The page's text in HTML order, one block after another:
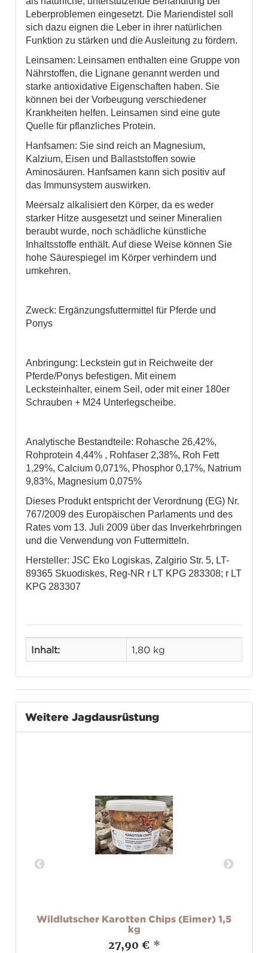
Leberproblemen eingesetzt. Die Mariendistel soll
sich dazu eignen die Leber in ihrer natürlichen
Funktion zu stärken und die Ausleitung zu fördern.
Leinsamen: Leinsamen enthalten eine Gruppe von
Nährstoffen, die Lignane genannt werden und
starke antioxidative Eigenschaften haben. Sie
können bei der Vorbeugung verschiedener
Krankheiten helfen. Leinsamen sind eine gute
Quelle für pflanzliches Protein.
Hanfsamen: Sie sind reich an Magnesium,
Kalzium, Eisen und Ballaststoffen sowie
Aminosäuren. Hanfsamen kann sich positiv auf
das Immunsystem auswirken.
Meersalz alkalisiert den Körper, da es weder
starker Hitze ausgesetzt und seiner Mineralien
beraubt wurde, noch schädliche künstliche
Inhaltsstoffe enthält. Auf diese Weise können Sie
hohe Säurespiegel im Körper verhindern und
umkehren.
Zweck: Ergänzungsfuttermittel für Pferde und
Ponys
Anbringung: Leckstein gut in Reichweite der
Pferde/Ponys befestigen. Mit einem
Lecksteinhalter, einem Seil, oder mit einer 180er
Schrauben + M24 Unterlegscheibe.
Analytische Bestandteile: Rohasche 26,42%,
Rohprotein 4,44% , Rohfaser 2,38%, Roh Fett
1,29%, Calcium 0,071%, Phosphor 0,17%, Natrium
9,83%, Magnesium 0,075%
Dieses Produkt entspricht der Verordnung (EG) Nr.
767/2009 des Europäischen Parlaments und des
Rates vom 13. Juli 2009 über das Inverkehrbringen
und die Verwendung von Futtermitteln.
Hersteller: JSC Eko Logiskas, Zalgirio Str. 5, LT-
89365 Skuodiskes, Reg-NR r LT KPG 283308; r LT
KPG 283307
Inhalt: 1,80 kg
Weitere Jagdausrüstung
Wildlutscher Karotten Chips (Eimer) 1,5
kg
27,90 € *